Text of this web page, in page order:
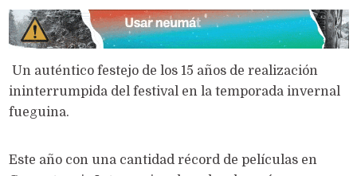
Un auténtico festejo de los 15 años de realización
ininterrumpida del festival en la temporada invernal
fueguina.
Este año con una cantidad récord de películas en